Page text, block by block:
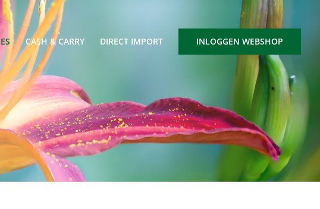
CASH & CARRY DIRECT IMPORT INLOGGEN WEBSHOP